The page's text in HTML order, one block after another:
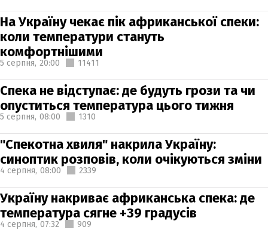
На Україну чекає пік африканської спеки:
коли температури стануть
комфортнішими
5 серпня, 20:00 11411
Спека не відступає: де будуть грози та чи
опуститься температура цього тижня
5 серпня, 08:00 1310
"Спекотна хвиля" накрила Україну:
синоптик розповів, коли очікуються зміни
4 серпня, 08:00 2339
Україну накриває африканська спека: де
температура сягне +39 градусів
4 серпня, 07:32 909